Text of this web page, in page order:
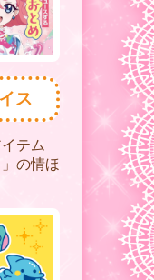
ス
テム
の情ほ